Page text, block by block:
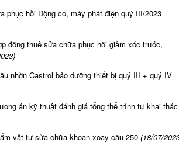
phục hồi Động cơ, máy phát điện quý III/2023
đồng thuê sửa chữa phục hồi giảm xóc trước,
nhờn Castrol bảo dưỡng thiết bị quý III + quý IV
án kỹ thuật đánh giá tổng thể trình tự khai
vật tư sửa chữa khoan xoay cầu 250 (18/07/